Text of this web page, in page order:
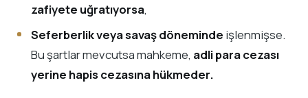
zafiyete uğratıyorsa,
Seferberlik veya savaş döneminde işlenmişse.
Bu şartlar mevcutsa mahkeme, adli para cezası
yerine hapis cezasına hükmeder.